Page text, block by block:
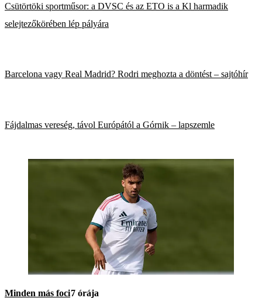
Csütörtöki sportműsor: a DVSC és az ETO is a Kl harmadik
selejtezőkörében lép pályára
Barcelona vagy Real Madrid? Rodri meghozta a döntést – sajtóhír
Fájdalmas vereség, távol Európától a Górnik – lapszemle
Minden más foci7 órája